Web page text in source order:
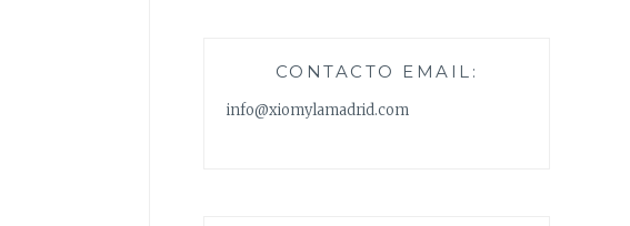
CONTACTO EMAIL:
info@xiomylamadrid.com